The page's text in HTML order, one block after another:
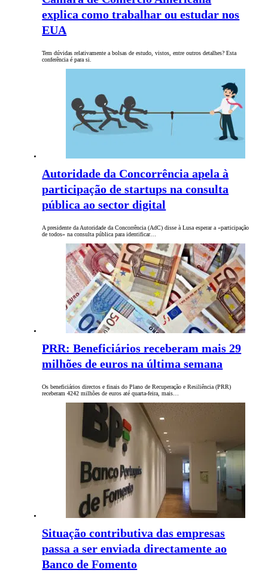
explica como trabalhar ou estudar nos
EUA
Tem dúvidas relativamente a bolsas de estudo, vistos, entre outros detalhes? Esta
conferência é para si.
Autoridade da Concorrência apela à
participação de startups na consulta
pública ao sector digital
A presidente da Autoridade da Concorrência (AdC) disse à Lusa esperar a «participação
de todos» na consulta pública para identificar…
PRR: Beneficiários receberam mais 29
milhões de euros na última semana
Os beneficiários directos e finais do Plano de Recuperação e Resiliência (PRR)
receberam 4242 milhões de euros até quarta-feira, mais…
Situação contributiva das empresas
passa a ser enviada directamente ao
Banco de Fomento